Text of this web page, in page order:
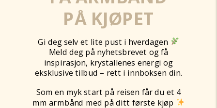
PÅ KJØPET
Gi deg selv et lite pust i hverdagen
Meld deg på nyhetsbrevet og få
inspirasjon, krystallenes energi og
eksklusive tilbud – rett i innboksen din.
Som en myk start på reisen får du et 4
mm armbånd med på ditt første kjøp